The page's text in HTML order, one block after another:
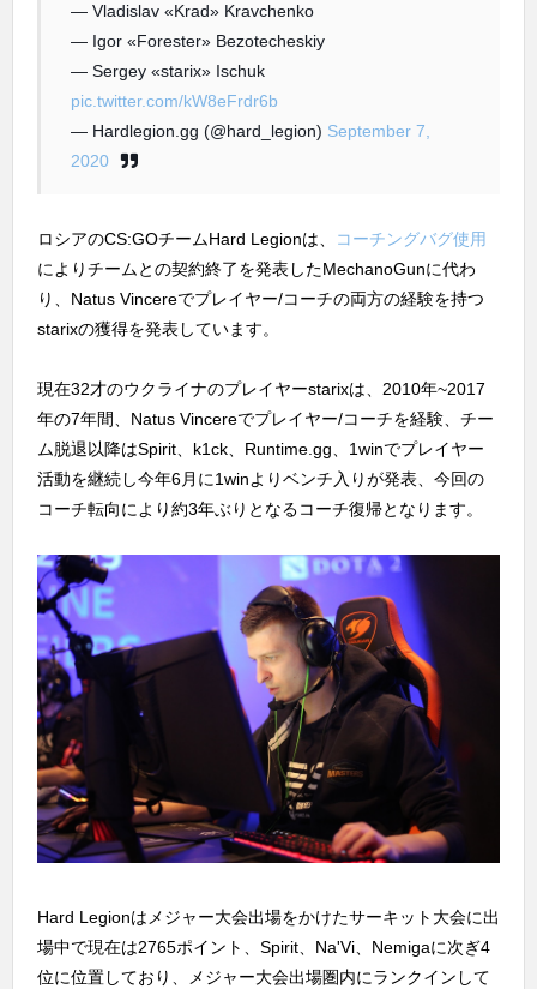
— Vladislav «Krad» Kravchenko
— Igor «Forester» Bezotecheskiy
— Sergey «starix» Ischuk
pic.twitter.com/kW8eFrdr6b
— Hardlegion.gg (@hard_legion) September 7,
2020
ロシアのCS:GOチームHard Legionは、
コーチングバグ使用
によりチームとの契約終了を発表したMechanoGunに代わ
り、Natus Vincereでプレイヤー/コーチの両方の経験を持つ
starixの獲得を発表しています。
現在32才のウクライナのプレイヤーstarixは、2010年~2017
年の7年間、Natus Vincereでプレイヤー/コーチを経験、チー
ム脱退以降はSpirit、k1ck、Runtime.gg、1winでプレイヤー
活動を継続し今年6月に1winよりベンチ入りが発表、今回の
コーチ転向により約3年ぶりとなるコーチ復帰となります。
Hard Legionはメジャー大会出場をかけたサーキット大会に出
場中で現在は2765ポイント、Spirit、Na'Vi、Nemigaに次ぎ4
位に位置しており、メジャー大会出場圏内にランクインして